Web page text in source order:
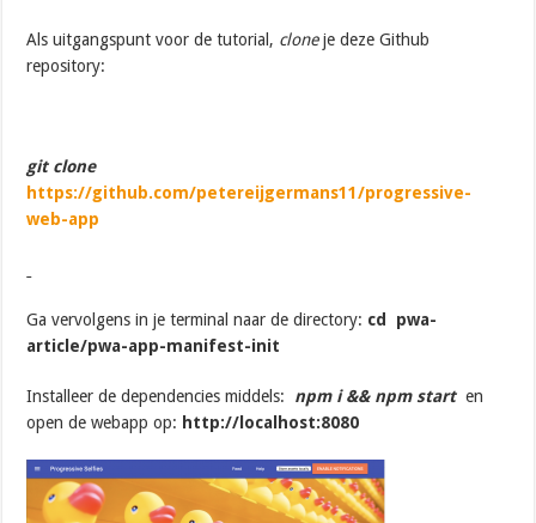
Als uitgangspunt voor de tutorial, cloneje deze Github
repository:
git clone
https://github.com/petereijgermans11/progressive-
web-app
Ga vervolgens in je terminal naar de directory: cd pwa-
article/pwa-app-manifest-init
Installeer de dependencies middels: npm i && npm start en
open de webapp op: http://localhost:8080